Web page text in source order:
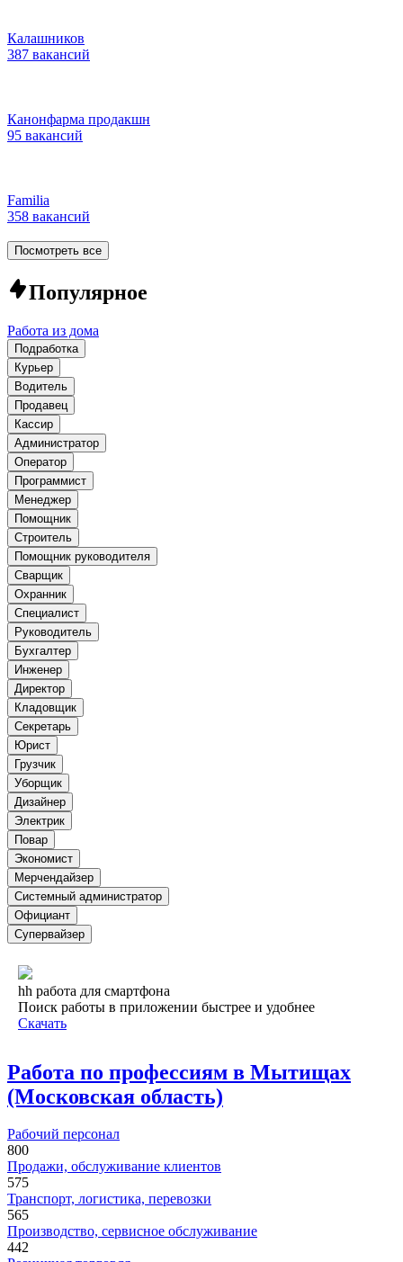
Калашников
387 вакансий
Канонфарма продакшн
95 вакансий
Familia
358 вакансий
Посмотреть все
Популярное
Работа из дома
Подработка
Курьер
Водитель
Продавец
Кассир
Администратор
Оператор
Программист
Менеджер
Помощник
Строитель
Помощник руководителя
Сварщик
Охранник
Специалист
Руководитель
Бухгалтер
Инженер
Директор
Кладовщик
Секретарь
Юрист
Грузчик
Уборщик
Дизайнер
Электрик
Повар
Экономист
Мерчендайзер
Системный администратор
Официант
Супервайзер
hh работа для смартфона
Поиск работы в приложении быстрее и удобнее
Скачать
Работа по профессиям в Мытищах
(Московская область)
Рабочий персонал
800
Продажи, обслуживание клиентов
575
Транспорт, логистика, перевозки
565
Производство, сервисное обслуживание
442